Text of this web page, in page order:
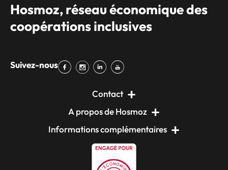
Hosmoz, réseau économique des
coopérations inclusives
Suivez-nous
Contact
A propos de Hosmoz
Informations complémentaires